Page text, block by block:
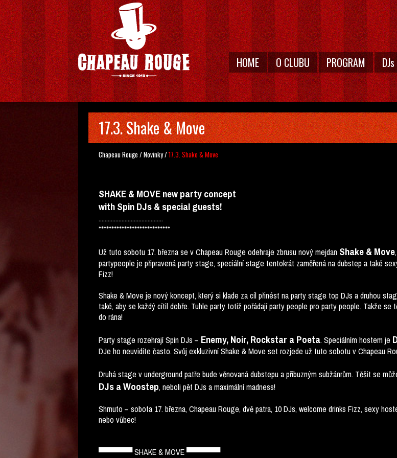
HOME O CLUBU PROGRAM
17.3. Shake & Move
Chapeau Rouge /Novinky/17.3. Shake & Move
SHAKE & MOVE new party concept
with Spin DJs & special guests!
..........................................
****************************
Už tuto sobotu 17. března se v Chapeau Rouge odehraje zbrusu nový mejdan Shake & Move
partypeople je připravená party stage, speciální stage tentokrát zaměřená na dubstep a také
Fizz!
Shake & Move je nový koncept, který si klade za cíl přinést na party stage top DJs a druhou
také, aby se každý cítil dobře. Tuhle party totiž pořádají party people pro party people. Takže
do rána!
Party stage rozehrají Spin DJs – Enemy, Noir, Rockstar a Poeta. Speciálním hostem je
DJe ho neuvidíte často. Svůj exkluzivní Shake & Move set rozjede už tuto sobotu v Chapeau
Druhá stage v underground patře bude věnovaná dubstepu a příbuzným subžánrům. Těšit se
DJs a Woostep, neboli pět DJs a maximální madness!
Shrnuto – sobota 17. března, Chapeau Rouge, dvě patra, 10 DJs, welcome drinks Fizz, sexy
nebo vůbec!
▀▀▀▀▀▀ SHAKE & MOVE ▀▀▀▀▀▀